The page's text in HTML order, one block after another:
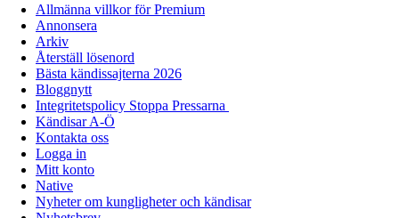
Allmänna villkor för Premium
Annonsera
Arkiv
Återställ lösenord
Bästa kändissajterna 2026
Bloggnytt
Integritetspolicy Stoppa Pressarna
Kändisar A-Ö
Kontakta oss
Logga in
Mitt konto
Native
Nyheter om kungligheter och kändisar